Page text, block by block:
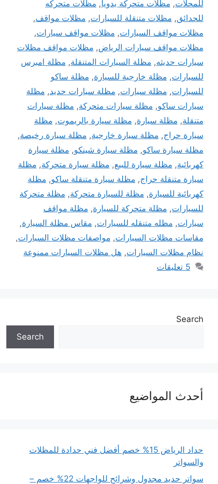
للمحلات, مظلات متحركة يدويا, مظلات متحركه
للحدائق, مظلات متنقلة للسيارات, مظلات مواقف,
مظلات مواقف السيارات, مظلات مواقف سيارات,
مظلات مواقف سيارات الرياض, مظلات مواقف مظلات
سيارات حديثه, مظلة السيارات المتنقلة, مظلة امبرس
للسيارات, مظلة خارجية للسيارة, مظلة ساكو
للسيارات, مظلة سيارات, مظلة سيارات حديد, مظلة
سيارات ساكو, مظلة سيارات متحركة, مظلة سيارات
متنقلة, مظلة سيارة, مظلة سيارة بالريموت, مظلة
سيارة حراج, مظلة سيارة خارجية, مظلة سيارة رخيصة,
مظلة سيارة ساكو, مظلة سيارة شينكو, مظلة سيارة
كهربائية, مظلة سيارة للبيع, مظلة سيارة متحركة, مظلة
سيارة متنقلة حراج, مظلة سيارة متنقلة ساكو, مظلة
كهربائية للسيارة, مظلة للسيارة متحركة, مظلة متحركة
للسيارات, مظلة متحركة للسيارة, مظلة مواقف
سيارات, مظله متنقله للسيارات, مقاس مظلة السيارة,
مقاسات مظلات السيارات, مواصفات مظلات السيارات,
نظام مظلات السيارات, هل مظلات السيارات ممنوعة
5 تعليقات
Search
Search
أحدث المواضيع
حداد الرياض 15% خصم أفضل فني حدادة للمظلات
والسواتر
سواتر حديد مجدول وشرائح للواجهات 22% خصم –